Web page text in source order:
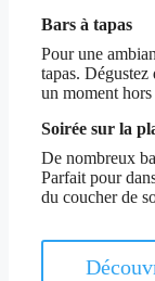
Bars à tapas
Pour une
tapas. Dégustez
un moment
Soirée sur la
De nombreux
Parfait pour
du coucher de